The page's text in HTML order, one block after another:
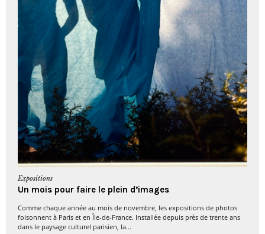
Expositions
Un mois pour faire le plein d’images
Comme chaque année au mois de novembre, les expositions de photos
foisonnent à Paris et en Île-de-France. Installée depuis près de trente ans
dans le paysage culturel parisien, la...